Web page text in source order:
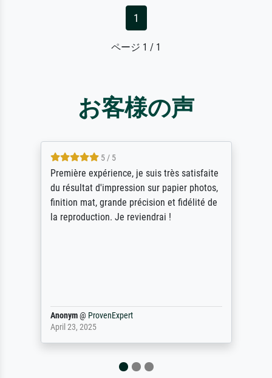
1
ページ 1 / 1
お客様の声
4.5 / 5
ik beoordeel Meisterdrucke zeer positief.
Door de 69505 beschikbare kunstenaars
scrollen is echter onbegonnen werk (na
stoppen begint het weer van voor af aan).
philip@ProvenExpert
September 23, 2025